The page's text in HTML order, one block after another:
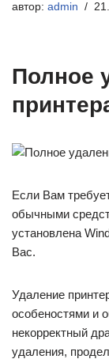
автор: admin
Полное
Если Вам
обычными
установлена
Вас.
Удаление
особеностями и
некорректный
удаления,